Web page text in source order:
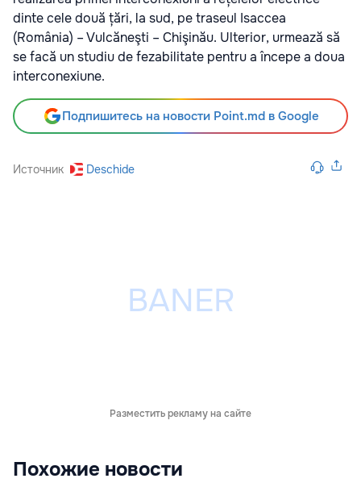
dinte cele două țări, la sud, pe traseul Isaccea
(România) – Vulcăneşti – Chişinău. Ulterior, urmează să
se facă un studiu de fezabilitate pentru a începe a doua
interconexiune.
Подпишитесь на новости Point.md в Google
Источник Deschide
Разместить рекламу на сайте
Похожие новости